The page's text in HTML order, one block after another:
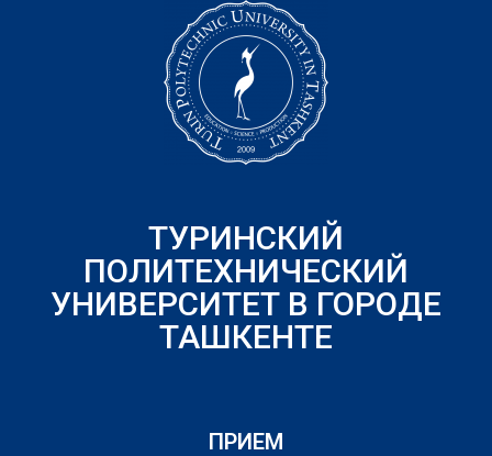
ТУРИНСКИЙ
ПОЛИТЕХНИЧЕСКИЙ
УНИВЕРСИТЕТ В ГОРОДЕ
ТАШКЕНТЕ
ПРИЕМ